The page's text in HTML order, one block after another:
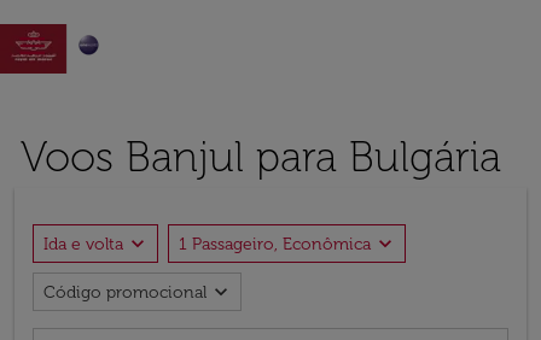

Voos Banjul para Bulgária
Ida e volta expand_more 1 Passageiro, Econômica expand_more
Código promocional expand_more